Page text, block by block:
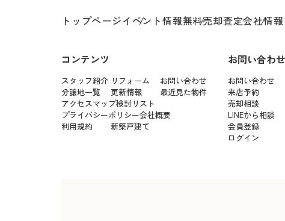
トップページイベント情報無料売却査定会社情報
コンテンツ
スタッフ紹介 リフォーム
お問い合わせ
分譲地一覧
更新情報
最近見た物件
アクセスマップ検討リスト
プライバシーポリシー会社概要
利用規約
新築戸建て
お問い合わせ
お問い合わせ
来店予約
売却相談
LINEから相談
会員登録
ログイン